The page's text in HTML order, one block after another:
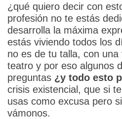
¿qué quiero decir con
profesión no te estás
desarrolla la máxima
estás viviendo todos los
no es de tu talla, con una
teatro y por eso algunos
preguntas ¿y todo esto
crisis existencial, que si
usas como excusa pero
vámonos.